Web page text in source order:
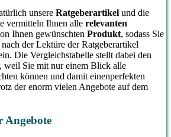
unsere Ratgeberartikel und die
vermitteln Ihnen alle relevanten
Ihnen gewünschten Produkt, sodass Sie
der Lektüre der Ratgeberartikel
Die Vergleichstabelle stellt dabei den
weil Sie mit nur einem Blick alle
können und damit einenperfekten
der enorm vielen Angebote auf dem
Angebote